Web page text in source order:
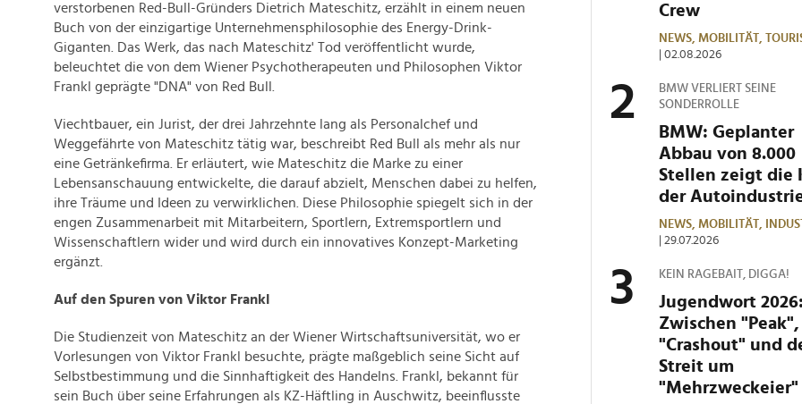
verstorbenen Red-Bull-Gründers Dietrich Mateschitz, erzählt in einem neuen
Buch von der einzigartige Unternehmensphilosophie des Energy-Drink-
Giganten. Das Werk, das nach Mateschitz' Tod veröffentlicht wurde,
beleuchtet die von dem Wiener Psychotherapeuten und Philosophen Viktor
Frankl geprägte "DNA" von Red Bull.
Viechtbauer, ein Jurist, der drei Jahrzehnte lang als Personalchef und
Weggefährte von Mateschitz tätig war, beschreibt Red Bull als mehr als nur
eine Getränkefirma. Er erläutert, wie Mateschitz die Marke zu einer
Lebensanschauung entwickelte, die darauf abzielt, Menschen dabei zu helfen,
ihre Träume und Ideen zu verwirklichen. Diese Philosophie spiegelt sich in der
engen Zusammenarbeit mit Mitarbeitern, Sportlern, Extremsportlern und
Wissenschaftlern wider und wird durch ein innovatives Konzept-Marketing
ergänzt.
Auf den Spuren von Viktor Frankl
Die Studienzeit von Mateschitz an der Wiener Wirtschaftsuniversität, wo er
Vorlesungen von Viktor Frankl besuchte, prägte maßgeblich seine Sicht auf
Selbstbestimmung und die Sinnhaftigkeit des Handelns. Frankl, bekannt für
sein Buch über seine Erfahrungen als KZ-Häftling in Auschwitz, beeinflusste
Crew
NEWS, MOBILITÄT,
| 02.08.2026
BMW VERLIERT SEINE
SONDERROLLE
BMW: Geplanter
Abbau von 8.000
Stellen zeigt die
der
NEWS, MOBILITÄT,
| 29.07.2026
KEIN RAGEBAIT, DIGGA!
Jugendwort 2026:
Zwischen "Peak",
"Crashout" und
Streit um
"Mehrzweckeier"